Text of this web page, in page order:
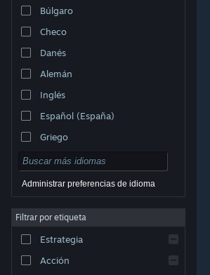
© Valve Corporation. Todos los derechos reservados.
Todas las marcas registradas pertenecen a sus
de Privacidad|Información legal
Acuerdo de Suscriptor a Steam
Cookies
Búlgaro
Checo
Danés
Alemán
Inglés
Español (España)
Griego
Administrar preferencias de idioma
Filtrar por etiqueta
Estrategia
Acción